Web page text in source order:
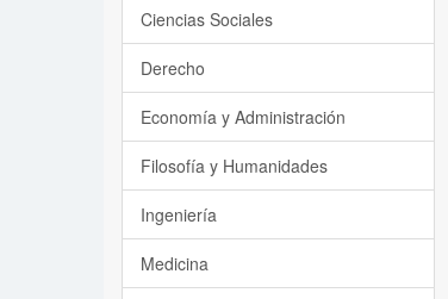
Ciencias Sociales
Derecho
Economía y Administración
Filosofía y Humanidades
Ingeniería
Medicina